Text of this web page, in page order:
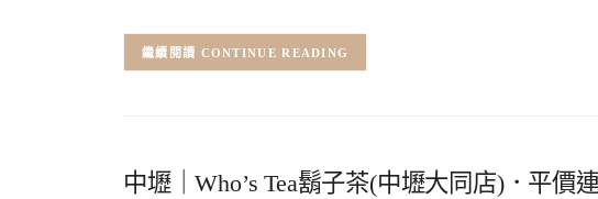
CONTINUE READING
中壢｜Who’s Tea鬍子茶(中壢大同店)．平